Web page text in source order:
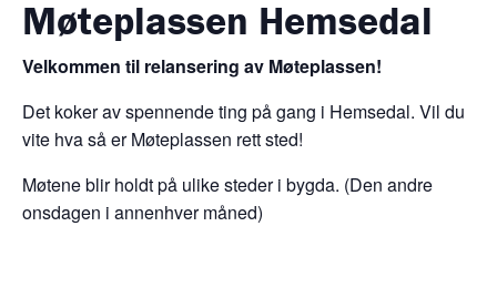
Møteplassen Hemsedal
Velkommen til relansering av Møteplassen!
Det koker av spennende ting på gang i Hemsedal. Vil du
vite hva så er Møteplassen rett sted!
Møtene blir holdt på ulike steder i bygda. (Den andre
onsdagen i annenhver måned)